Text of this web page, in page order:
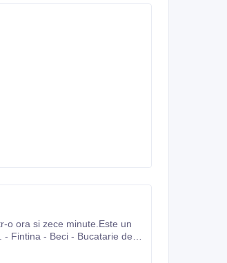
o ora si zece minute.Este un
Fintina - Beci - Bucatarie de